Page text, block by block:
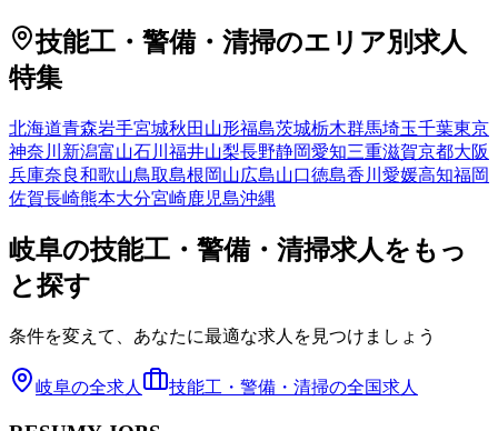
技能工・警備・清掃のエリア別求人
特集
北海道青森岩手宮城秋田 山形福島茨城栃木群馬埼玉千葉東京
神奈川 新潟富山石川 福井山梨長野静岡愛知三重滋賀京都大阪
兵庫奈良和歌山鳥取島根岡山広島山口徳島香川 愛媛高知福岡
佐賀長崎熊本大分宮崎鹿児島沖縄
岐阜の技能工・警備・清掃求人をもっ
と探す
条件を変えて、あなたに最適な求人を見つけましょう
岐阜の全求人 技能工・警備・清掃の全国求人